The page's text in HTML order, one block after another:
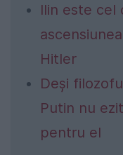
Ilin este cel
Hitler
Deşi
Putin nu
pentru el